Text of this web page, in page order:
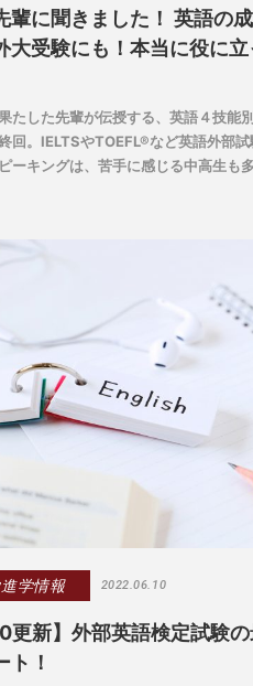
輩に聞きました！ 英語の
大受験にも！本当に役に
たした先輩が伝授する、英語４技能
回。IELTSやTOEFL®など英語外部
ーキングは、苦手に感じる中高生も
学情報 2022.06.10
更新】外部英語検定試験
ト！